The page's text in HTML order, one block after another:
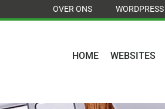
OVER ONS
HOME WEBSITES